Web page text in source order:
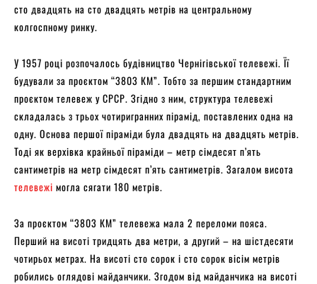
сто двадцять на сто двадцять метрів на центральному
колгоспному ринку.
У 1957 році розпочалось будівництво Чернігівської телевежі. Її
будували за проєктом “3803 КМ”. Тобто за першим стандартним
проєктом телевеж у СРСР. Згідно з ним, структура телевежі
складалась з трьох чотиригранних пірамід, поставлених одна на
одну. Основа першої піраміди була двадцять на двадцять метрів.
Тоді як верхівка крайньої піраміди – метр сімдесят п’ять
сантиметрів на метр сімдесят п’ять сантиметрів. Загалом висота
телевежі могла сягати 180 метрів.
За проєктом “3803 КМ” телевежа мала 2 переломи пояса.
Перший на висоті тридцять два метри, а другий – на шістдесяти
чотирьох метрах. На висоті сто сорок і сто сорок вісім метрів
робились оглядові майданчики. Згодом від майданчика на висоті